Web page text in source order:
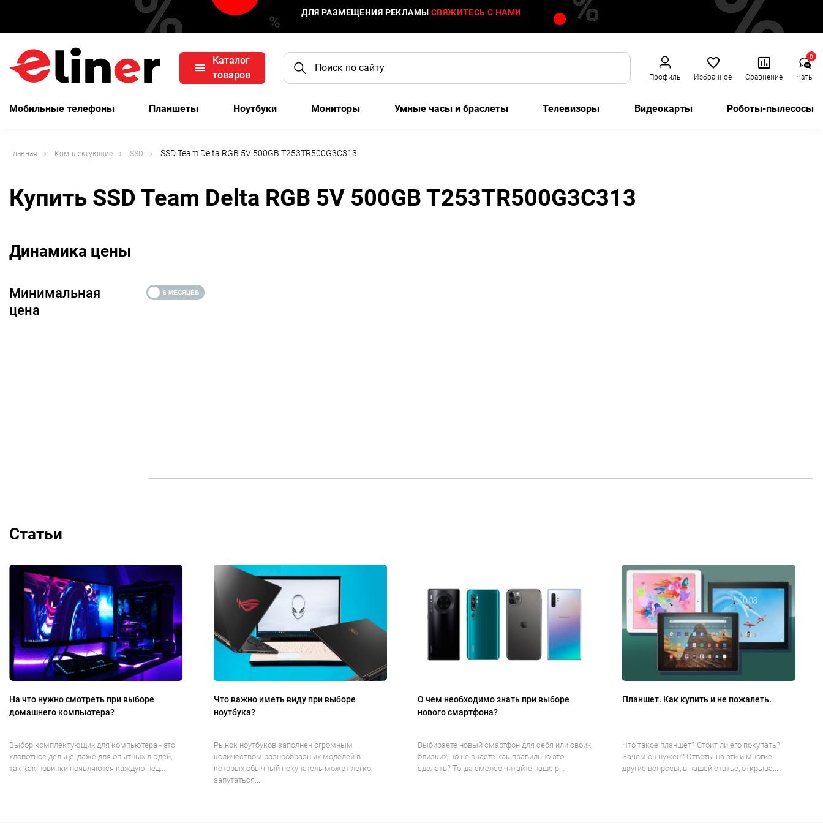
ДЛЯ РАЗМЕЩЕНИЯ РЕКЛАМЫ СВЯЖИТЕСЬ С НАМИ
Каталог
товаров
Профиль Избранное Сравнение Чаты
0
Мобильные телефоны Планшеты Ноутбуки Мониторы Умные часы и браслеты Телевизоры Видеокарты Роботы-пылесосы
Главная Комплектующие SSD SSD Team Delta RGB 5V 500GB T253TR500G3C313
Купить SSD Team Delta RGB 5V 500GB T253TR500G3C313
Динамика цены
Минимальная
цена
Статьи
На что нужно смотреть при выборе
домашнего компьютера?
Выбор комплектующих для компьютера - это
хлопотное дельце, даже для опытных людей,
так как новинки появляются каждую нед...
Что важно иметь виду при выборе
ноутбука?
Рынок ноутбуков заполнен огромным
количеством разнообразных моделей в
которых обычный покупатель может легко
запутаться....
О чем необходимо знать при выборе
нового смартфона?
Выбираете новый смартфон для себя или своих
близких, но не знаете как правильно это
сделать? Тогда смелее читайте наше р...
Планшет. Как купить и не пожалеть.
Что такое планшет? Стоит ли его покупать?
Зачем он нужен? Ответы на эти и многие
другие вопросы, в нашей статье, открыва...